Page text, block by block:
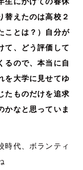
生にかけての春休
替えたのは高校２
ことは？）自分が
て、どう評価して
るので、本当に自
を大学に見せてゆ
たものだけを追求
かなと思っていま
時代、ボランティ